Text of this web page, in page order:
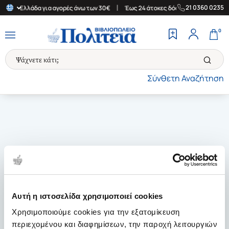
Αυτή η ιστοσελίδα χρησιμοποιεί cookies
Χρησιμοποιούμε cookies για την εξατομίκευση
περιεχομένου και διαφημίσεων, την παροχή λειτουργιών
Ελλάδα για αγορές άνω των 30€ | Έως 24 άτοκες δόσεις |
21 0360 0235
Σύνθετη Αναζήτηση
0